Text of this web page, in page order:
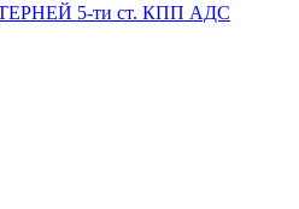
5-ти ст. КПП АДС